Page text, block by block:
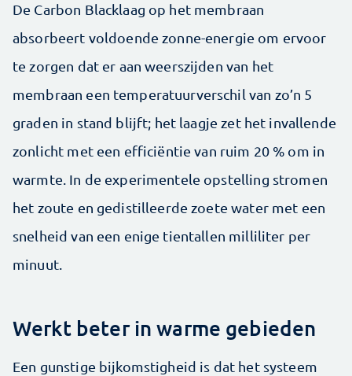
De Carbon Blacklaag op het membraan
absorbeert voldoende zonne-energie om ervoor
te zorgen dat er aan weerszijden van het
membraan een temperatuurverschil van zo’n 5
graden in stand blijft; het laagje zet het invallende
zonlicht met een efficiëntie van ruim 20 % om in
warmte. In de experimentele opstelling stromen
het zoute en gedistilleerde zoete water met een
snelheid van een enige tientallen milliliter per
minuut.
Werkt beter in warme gebieden
Een gunstige bijkomstigheid is dat het systeem